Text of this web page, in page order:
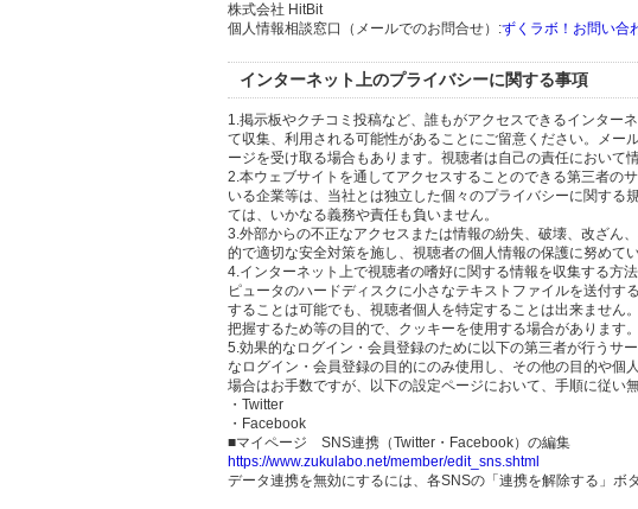
株式会社 HitBit
個人情報相談窓口（メールでのお問合せ）:ずくラボ！お問い合
インターネット上のプライバシーに関する事項
1.掲示板やクチコミ投稿など、誰もがアクセスできるインター
て収集、利用される可能性があることにご留意ください。メー
ージを受け取る場合もあります。視聴者は自己の責任において
2.本ウェブサイトを通してアクセスすることのできる第三者の
いる企業等は、当社とは独立した個々のプライバシーに関する
ては、いかなる義務や責任も負いません。
3.外部からの不正なアクセスまたは情報の紛失、破壊、改ざん
的で適切な安全対策を施し、視聴者の個人情報の保護に努めてい
4.インターネット上で視聴者の嗜好に関する情報を収集する方
ピュータのハードディスクに小さなテキストファイルを送付
することは可能でも、視聴者個人を特定することは出来ませ
把握するため等の目的で、クッキーを使用する場合があります。
5.効果的なログイン・会員登録のために以下の第三者が行うサ
なログイン・会員登録の目的にのみ使用し、その他の目的や
場合はお手数ですが、以下の設定ページにおいて、手順に従い
・Twitter
・Facebook
■マイページ SNS連携（Twitter・Facebook）の編集
https://www.zukulabo.net/member/edit_sns.shtml
データ連携を無効にするには、各SNSの「連携を解除する」ボ